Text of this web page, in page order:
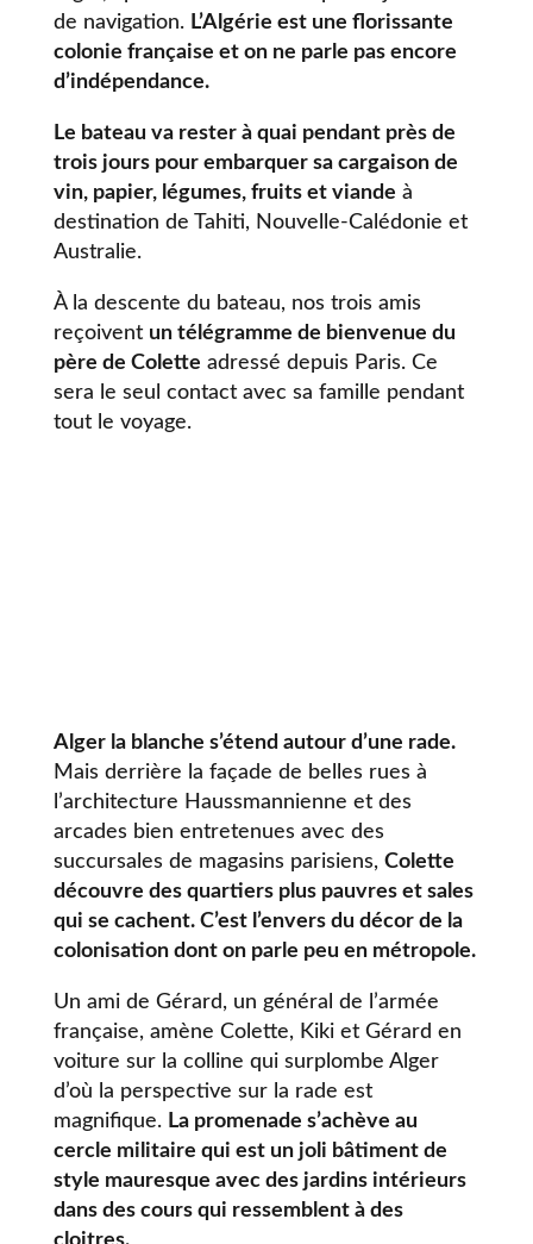
de navigation. L’Algérie est une florissante
colonie française et on ne parle pas encore
d’indépendance.
Le bateau va rester à quai pendant près de
trois jours pour embarquer sa cargaison de
vin, papier, légumes, fruits et viande à
destination de Tahiti, Nouvelle-Calédonie et
Australie.
À la descente du bateau, nos trois amis
reçoivent un télégramme de bienvenue du
père de Colette adressé depuis Paris. Ce
sera le seul contact avec sa famille pendant
tout le voyage.
Alger la blanche s’étend autour d’une rade.
Mais derrière la façade de belles rues à
l’architecture Haussmannienne et des
arcades bien entretenues avec des
succursales de magasins parisiens, Colette
découvre des quartiers plus pauvres et sales
qui se cachent. C’est l’envers du décor de la
colonisation dont on parle peu en métropole.
Un ami de Gérard, un général de l’armée
française, amène Colette, Kiki et Gérard en
voiture sur la colline qui surplombe Alger
d’où la perspective sur la rade est
magnifique. La promenade s’achève au
cercle militaire qui est un joli bâtiment de
style mauresque avec des jardins intérieurs
dans des cours qui ressemblent à des